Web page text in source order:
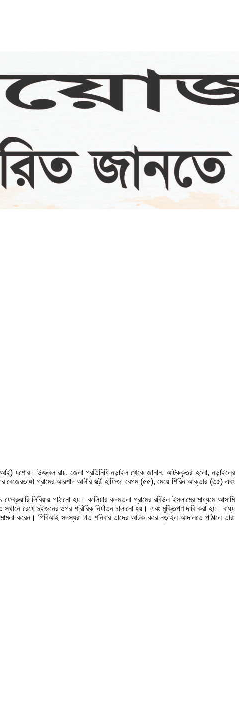
যশোর। উজ্জ্বল রায়, জেলা প্রতিনিধি নড়াইল থেকে জানান, আটককৃতরা হলো, নড়াইলের
গ্রামের আরশাদ আলীর স্ত্রী হাফিজা বেগম (৫৫), মেয়ে শিরিন আক্তার (৩৫) এবং
লিবিয়ায় পাঠানো হয়। কালিয়ার কদমতলা গ্রামের রবিউল ইসলামের মাধ্যমে আসামি
স্থানে রেখে দুইজনের ওপর শারীরিক নির্যাতন চালানো হয়। এবং মুক্তিপণ দাবি করা হয়। বাধ্য
করেন। পিবিআই সদস্যরা গত শনিবার তাদের আটক করে নড়াইল আদালতে পাঠালে তারা